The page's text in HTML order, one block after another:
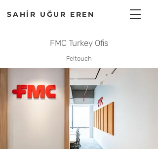
SAHİR UĞUR EREN
FMC Turkey Ofis
Feltouch